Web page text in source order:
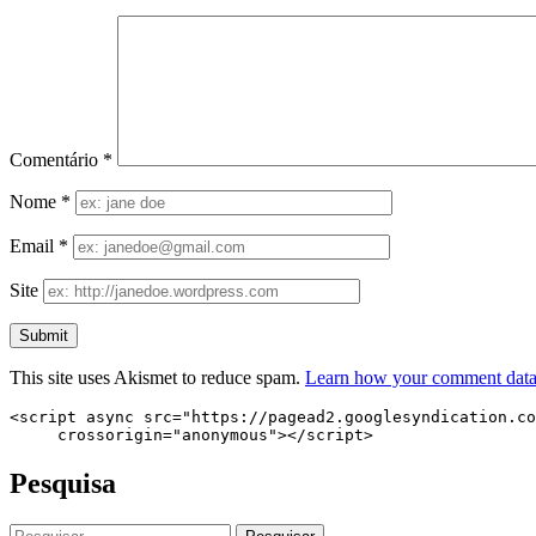
Comentário *
Nome *
Email *
Site
This site uses Akismet to reduce spam. Learn how your comment
<script async src="https://
     crossorigin="anonymous"></script>
Pesquisa